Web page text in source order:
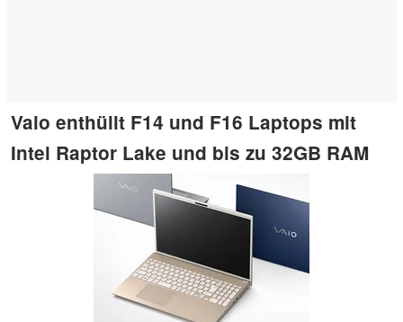
Vaio enthüllt F14 und F16 Laptops mit
Intel Raptor Lake und bis zu 32GB RAM